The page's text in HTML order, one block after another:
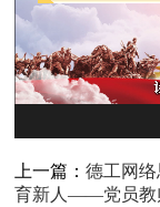
上一篇：德工网
育新人——党员教